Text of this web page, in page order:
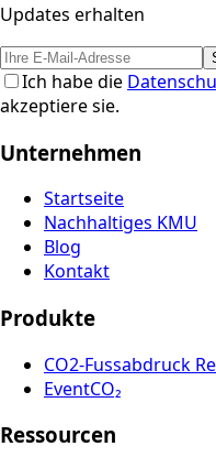
Updates erhalten
Ich habe die
akzeptiere sie.
Unternehmen
Startseite
Nachhaltiges KMU
Blog
Kontakt
Produkte
CO2-Fussabdruck
EventCO₂
Ressourcen